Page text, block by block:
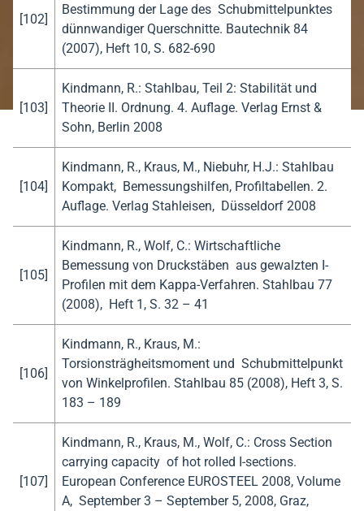
[102]
Bestimmung der Lage des Schubmittelpunktes
dünnwandiger Querschnitte. Bautechnik 84
(2007), Heft 10, S. 682-690
[103]
Kindmann, R.: Stahlbau, Teil 2: Stabilität und
Theorie II. Ordnung. 4. Auflage. Verlag Ernst &
Sohn, Berlin 2008
[104]
Kindmann, R., Kraus, M., Niebuhr, H.J.: Stahlbau
Kompakt, Bemessungshilfen, Profiltabellen. 2.
Auflage. Verlag Stahleisen, Düsseldorf 2008
[105]
Kindmann, R., Wolf, C.: Wirtschaftliche
Bemessung von Druckstäben aus gewalzten I-
Profilen mit dem Kappa-Verfahren. Stahlbau 77
(2008), Heft 1, S. 32 – 41
[106]
Kindmann, R., Kraus, M.:
Torsionsträgheitsmoment und Schubmittelpunkt
von Winkelprofilen. Stahlbau 85 (2008), Heft 3, S.
183 – 189
[107]
Kindmann, R., Kraus, M., Wolf, C.: Cross Section
carrying capacity of hot rolled I-sections.
European Conference EUROSTEEL 2008, Volume
A, September 3 – September 5, 2008, Graz,